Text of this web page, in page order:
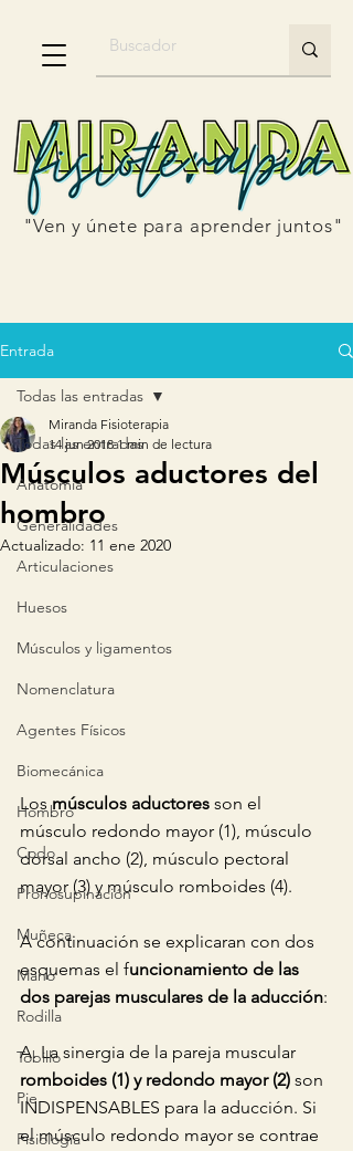
"Ven y únete para aprender juntos"
Entrada
Todas las entradas
Anatomía
Generalidades
Articulaciones
Huesos
Músculos y ligamentos
Nomenclatura
Agentes Físicos
Biomecánica
Hombro
Codo
Pronosupinación
Muñeca
Mano
Rodilla
Tobillo
Pie
Fisiología
Todas las entradas
Músculos aductores del
hombro
Miranda Fisioterapia
14 jun 2018 1 min de lectura
Actualizado: 11 ene 2020
Los músculos aductores son el
músculo redondo mayor (1), músculo
dorsal ancho (2), músculo pectoral
mayor (3) y músculo romboides (4).
A continuación se explicaran con dos
esquemas el funcionamiento de las
dos parejas musculares de la aducción:
A. La sinergia de la pareja muscular
romboides (1) y redondo mayor (2) son
INDISPENSABLES para la aducción. Si
el músculo redondo mayor se contrae